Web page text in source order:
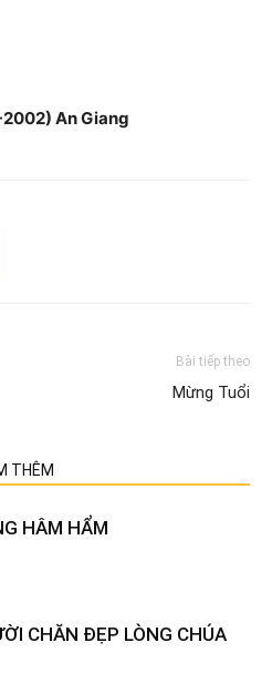
An Giang
Bài tiếp theo
Mừng Tuổi
THÊM
HÂM HẨM
CHĂN ĐẸP LÒNG CHÚA